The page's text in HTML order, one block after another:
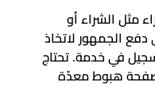
مثل الشراء أو
الجمهور لاتخاذ
في خدمة. تحتاج
هبوط معدّة